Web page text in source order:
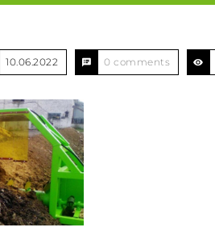
10.06.2022 0 comments